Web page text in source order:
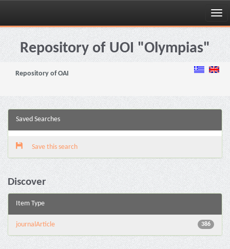
Skip
navigationRepository of UOI "Olympias"
Repository of OAI
Saved Searches
Save this search
Discover
Item Type
386
journalArticle